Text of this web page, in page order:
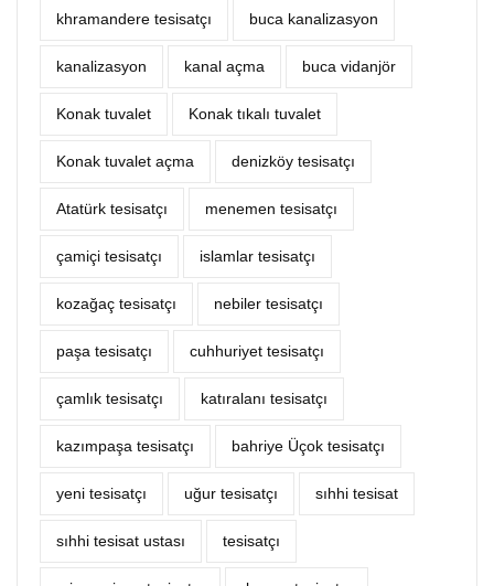
khramandere tesisatçı buca kanalizasyon
kanalizasyon kanal açma buca vidanjör
Konak tuvalet Konak tıkalı tuvalet
Konak tuvalet açma denizköy tesisatçı
Atatürk tesisatçı menemen tesisatçı
çamiçi tesisatçı islamlar tesisatçı
kozağaç tesisatçı nebiler tesisatçı
paşa tesisatçı cuhhuriyet tesisatçı
çamlık tesisatçı katıralanı tesisatçı
kazımpaşa tesisatçı bahriye Üçok tesisatçı
yeni tesisatçı uğur tesisatçı sıhhi tesisat
sıhhi tesisat ustası tesisatçı